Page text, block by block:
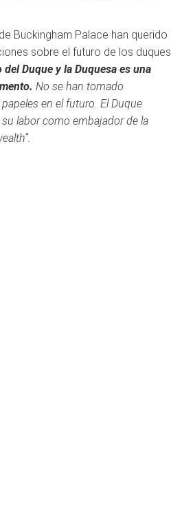
Buckingham Palace han querido
sobre el futuro de los duques
Duque y la Duquesa es una
No se han tomado
en el futuro. El Duque
labor como embajador de la